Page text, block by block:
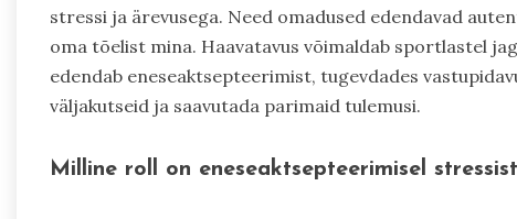
stressi ja ärevusega. Need omadused edendavad
oma tõelist mina. Haavatavus võimaldab sportlastel
edendab eneseaktsepteerimist, tugevdades
väljakutseid ja saavutada parimaid tulemusi.
Milline roll on eneseaktsepteerimisel